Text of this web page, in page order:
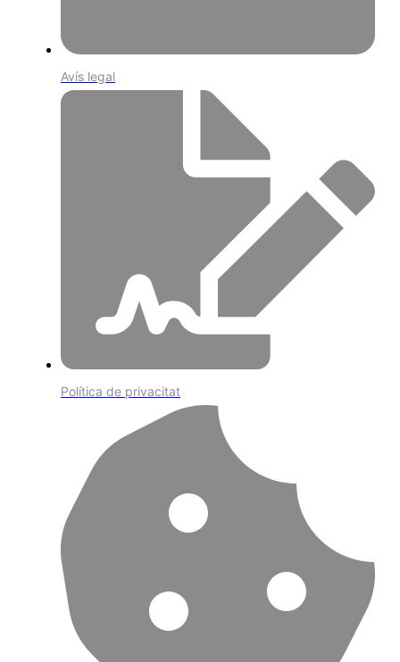
Avís legal
Política de privacitat